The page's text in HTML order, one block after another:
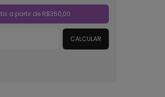
a partir de R$350,00
CALCULAR